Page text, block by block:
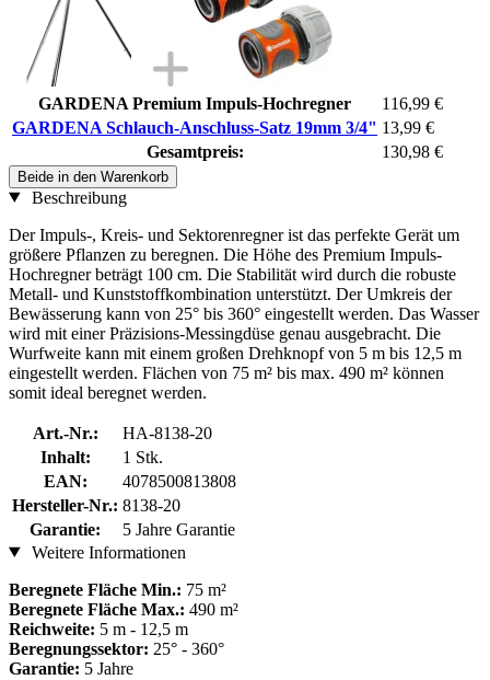
GARDENA Premium Impuls-Hochregner
116,99 €
GARDENA Schlauch-Anschluss-Satz 19mm 3/4" 13,99 €
Gesamtpreis:
130,98 €
Beide in den Warenkorb
Beschreibung
Der Impuls-, Kreis- und Sektorenregner ist das perfekte Gerät um
größere Pflanzen zu beregnen. Die Höhe des Premium Impuls-
Hochregner beträgt 100 cm. Die Stabilität wird durch die robuste
Metall- und Kunststoffkombination unterstützt. Der Umkreis der
Bewässerung kann von 25° bis 360° eingestellt werden. Das Wasser
wird mit einer Präzisions-Messingdüse genau ausgebracht. Die
Wurfweite kann mit einem großen Drehknopf von 5 m bis 12,5 m
eingestellt werden. Flächen von 75 m² bis max. 490 m² können
somit ideal beregnet werden.
Art.-Nr.:
HA-8138-20
Inhalt:
1 Stk.
EAN:
4078500813808
Hersteller-Nr.: 8138-20
Garantie:
5 Jahre Garantie
Weitere Informationen
Beregnete Fläche Min.: 75 m²
Beregnete Fläche Max.: 490 m²
Reichweite: 5 m - 12,5 m
Beregnungssektor: 25° - 360°
Garantie: 5 Jahre